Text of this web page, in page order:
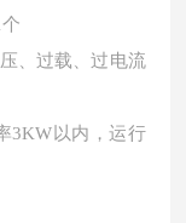
、过载、过电流
3KW以内，运行